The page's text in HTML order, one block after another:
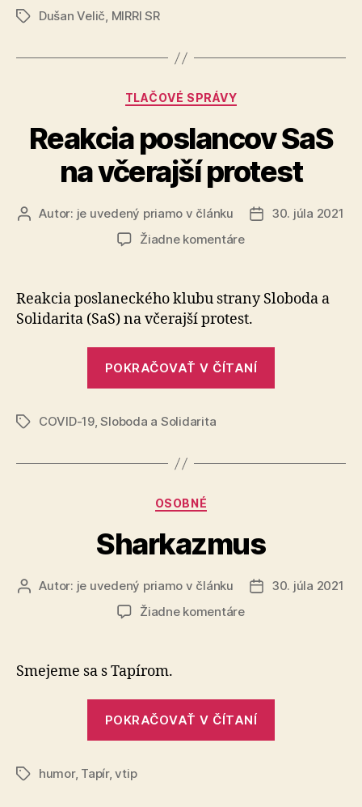
zlepšiť
pitnej
vode“
ZnačkyDušan Velič, MIRRI SR
Kategórie
TLAČOVÉ SPRÁVY
Reakcia poslancov SaS
na včerajší protest
AutorAutor: je uvedený priamo v článku
Dátum30. júla 2021
Žiadne komentárena
SaS
na
včerajší
protest
Reakcia poslaneckého klubu strany Sloboda a
Solidarita (SaS) na včerajší protest.
POKRAČOVAŤ V ČÍTANÍ
protest“
ZnačkyCOVID-19,Sloboda a Solidarita
Kategórie
OSOBNÉ
Sharkazmus
AutorAutor: je uvedený priamo v článku
Dátum30. júla 2021
Žiadne komentárena
Smejeme sa s Tapírom.
POKRAČOVAŤ V ČÍTANÍ
Značkyhumor, Tapír,vtip